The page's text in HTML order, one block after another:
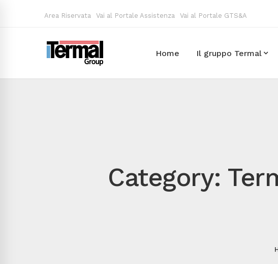
Area Riservata Vai al Portale Assistenza Vai al Portale GTS&A
Home Il gruppo Termal
Category: